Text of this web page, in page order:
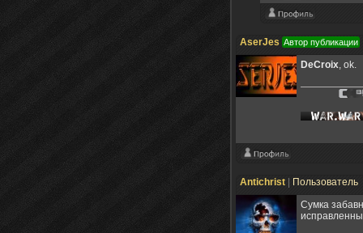
AserJes Автор публикации
DeCroix, ok.
Antichrist Пользователь
Сумка